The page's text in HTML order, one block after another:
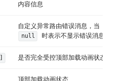
内容信息
自定义异常路由错误消息，当
null 时表示不显示错误消息
是否完全受控顶部加载动画状态
顶部加载动画状态